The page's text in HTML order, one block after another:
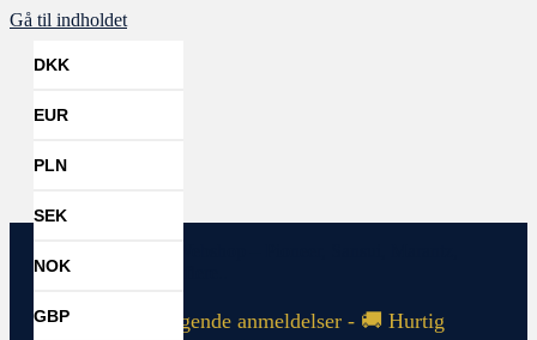
Gå til indholdet
DKK
EUR
PLN
SEK
NOK
GBP
⭐⭐⭐⭐⭐ Fremragende anmeldelser - 🚚 Hurtig